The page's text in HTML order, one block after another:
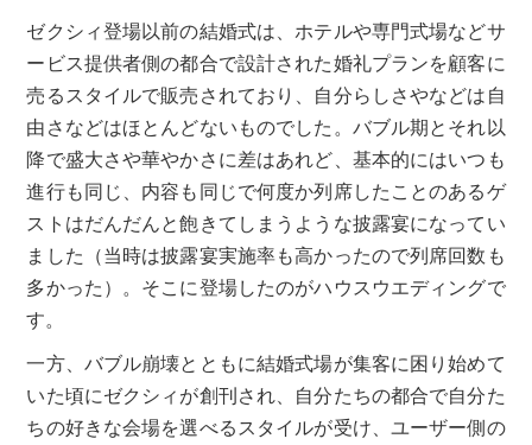
ゼクシィ登場以前の結婚式は、ホテルや専門式場などサ
ービス提供者側の都合で設計された婚礼プランを顧客に
売るスタイルで販売されており、自分らしさやなどは自
由さなどはほとんどないものでした。バブル期とそれ以
降で盛大さや華やかさに差はあれど、基本的にはいつも
進行も同じ、内容も同じで何度か列席したことのあるゲ
ストはだんだんと飽きてしまうような披露宴になってい
ました（当時は披露宴実施率も高かったので列席回数も
多かった）。そこに登場したのがハウスウエディングで
す。
一方、バブル崩壊とともに結婚式場が集客に困り始めて
いた頃にゼクシィが創刊され、自分たちの都合で自分た
ちの好きな会場を選べるスタイルが受け、ユーザー側の